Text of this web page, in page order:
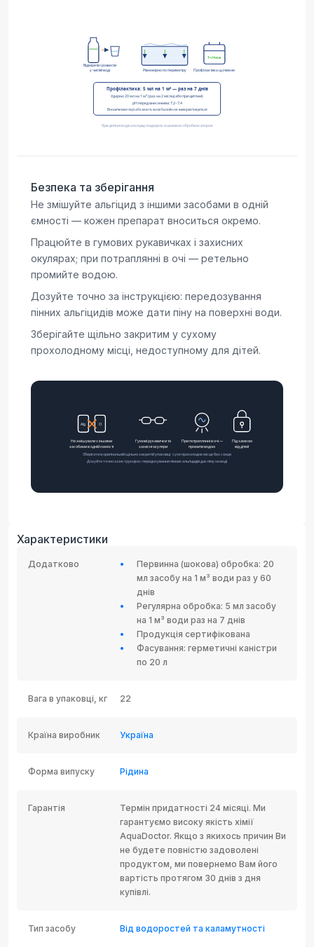
Безпека та зберігання
Не змішуйте альгіцид з іншими засобами в одній
ємності — кожен препарат вноситься окремо.
Працюйте в гумових рукавичках і захисних
окулярах; при потраплянні в очі — ретельно
промийте водою.
Дозуйте точно за інструкцією: передозування
пінних альгіцидів може дати піну на поверхні води.
Зберігайте щільно закритим у сухому
прохолодному місці, недоступному для дітей.
Характеристики
Додатково
Первинна (шокова) обробка: 20
мл засобу на 1 м³ води раз у 60
днів
Регулярна обробка: 5 мл засобу
на 1 м³ води раз на 7 днів
Продукція сертифікована
Фасування: герметичні каністри
по 20 л
Вага в упаковці, кг 22
Країна виробник Україна
Форма випуску Рідина
Гарантія
Термін придатності 24 місяці. Ми
гарантуємо високу якість хімії
AquaDoctor. Якщо з якихось причин Ви
не будете повністю задоволені
продуктом, ми повернемо Вам його
вартість протягом 30 днів з дня
купівлі.
Тип засобу Від водоростей та каламутності